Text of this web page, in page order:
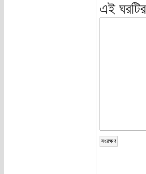
এই